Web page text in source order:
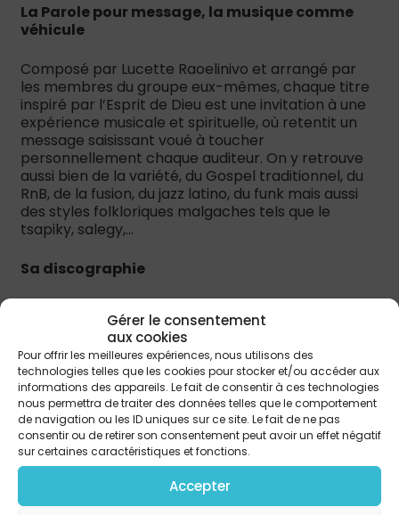
Gérer le consentement
aux cookies
Pour offrir les meilleures expériences, nous utilisons des
technologies telles que les cookies pour stocker et/ou accéder aux
informations des appareils. Le fait de consentir à ces technologies
nous permettra de traiter des données telles que le comportement
de navigation ou les ID uniques sur ce site. Le fait de ne pas
consentir ou de retirer son consentement peut avoir un effet négatif
sur certaines caractéristiques et fonctions.
Accepter
La Parole pour message, la musique comme
véhicule
Composé par Lucette Raoelinivo et arrangé par
les membres du groupe eux-mêmes, chaque titre
inspiré par l’Esprit de Dieu est une invitation à une
expérience musicale et spirituelle, où retentit un
message saisissant voué à toucher
personnellement chaque auditeur. On y retrouve
aussi bien de la variété, du Gospel traditionnel, du
RnB, de la fusion, du jazz latino, du funk mais aussi
des styles folkloriques malgaches tels que le
tsapiky, salegy,…
Sa discographie
singles ainsi que plusieurs covers et vidéos sur
YouTube, distribués par iMusician et Tunecore sur
les principales plateformes digitales légales. Le
dernier en date est l’album Offrande, qui marque
une étape importante dans l’histoire du groupe et
se distingue par la richesse et la diversité de ses
rythmes.Un Live Recordingest disponible sur la
chaîneYouTube officielle du groupe
retrouve, entre autres, la version live du titre Mon
Dieu Est Grand avec Patrick Bonhomme, ou encore
le titre Allô Allô, Jésus reviendra, avec Daniel